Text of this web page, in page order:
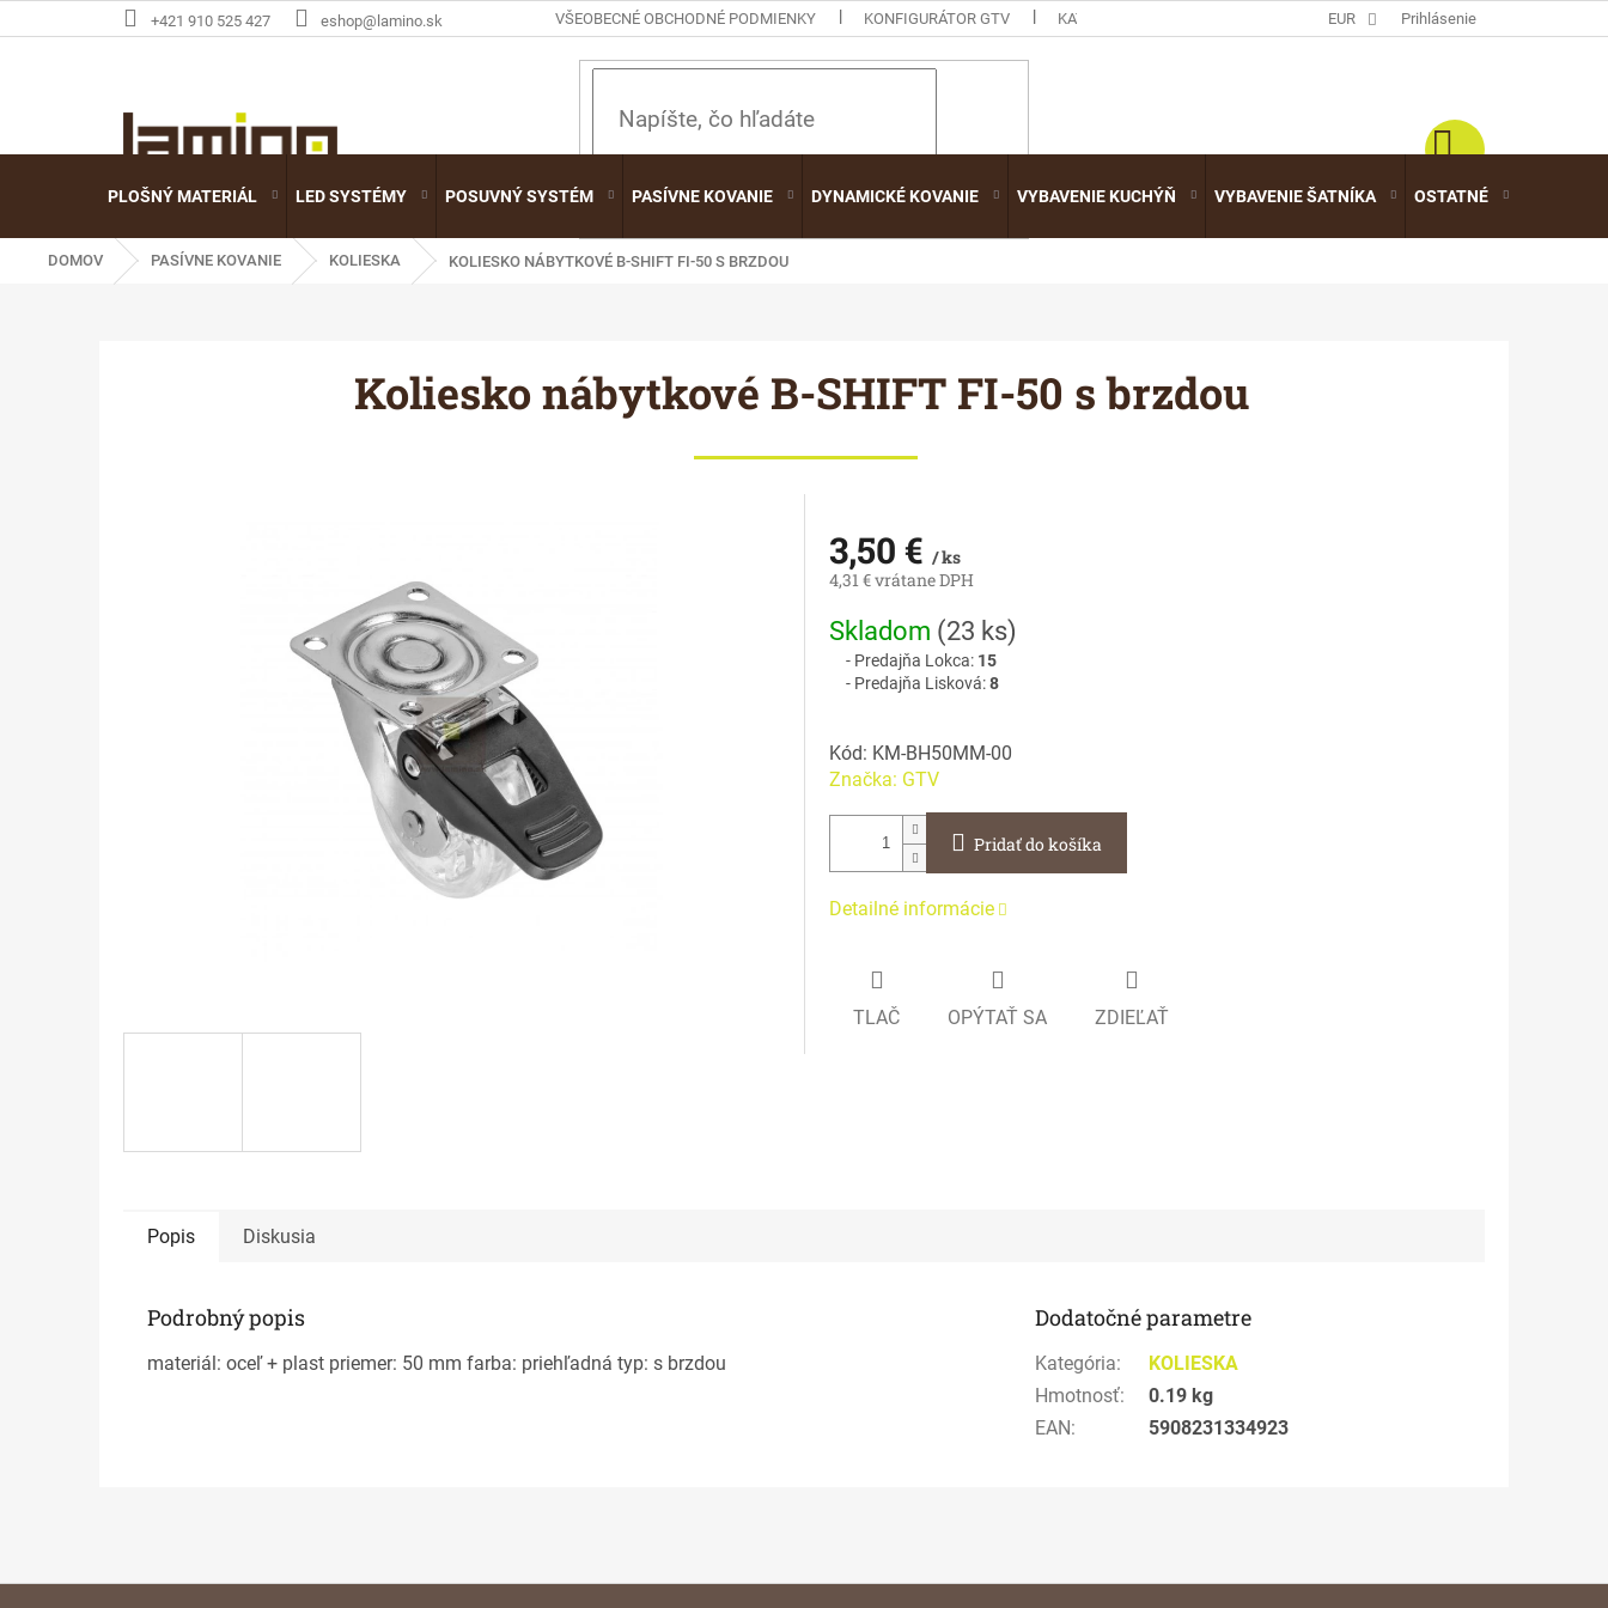
na
+421 910 525 427 eshop@lamino.sk VŠEOBECNÉ OBCHODNÉ PODMIENKY KONFIGURÁTOR GTV KATALÓGY EUR Prihlásenie
HĽADAŤ
PLOŠNÝ MATERIÁL LED SYSTÉMY POSUVNÝ SYSTÉM PASÍVNE KOVANIE DYNAMICKÉ KOVANIE VYBAVENIE KUCHÝŇ VYBAVENIE ŠATNÍKA OSTATNÉ
DOMOV PASÍVNE KOVANIE KOLIESKA KOLIESKO NÁBYTKOVÉ B-SHIFT FI-50 S BRZDOU
Koliesko nábytkové B-SHIFT FI-50 s brzdou
3,50 € / ks
4,31 € vrátane DPH
Jednotková
cena:
Skladom (23 ks)
Predajňa Lokca: 15
Predajňa Lisková:8
Kód: KM-BH50MM-00
Značka: GTV
Pridať do košíka
Detailné informácie
TLAČ OPÝTAŤ SA ZDIEĽAŤ
Popis Diskusia
Podrobný popis
materiál: oceľ + plast priemer: 50 mm farba: priehľadná typ: s brzdou
Dodatočné parametre
Kategória:
KOLIESKA
Hmotnosť:
0.19 kg
EAN: 5908231334923